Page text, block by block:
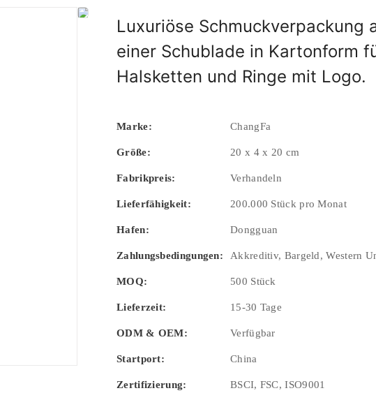
Luxuriöse Schmuckverpackung
einer Schublade in Kartonform
Halsketten und Ringe mit Logo.
Marke: ChangFa
Größe: 20 x 4 x 20 cm
Fabrikpreis: Verhandeln
Lieferfähigkeit: 200.000 Stück pro Monat
Hafen: Dongguan
Zahlungsbedingungen: Akkreditiv, Bargeld, Western
MOQ: 500 Stück
Lieferzeit: 15-30 Tage
ODM & OEM: Verfügbar
Startport: China
Zertifizierung: BSCI, FSC, ISO9001